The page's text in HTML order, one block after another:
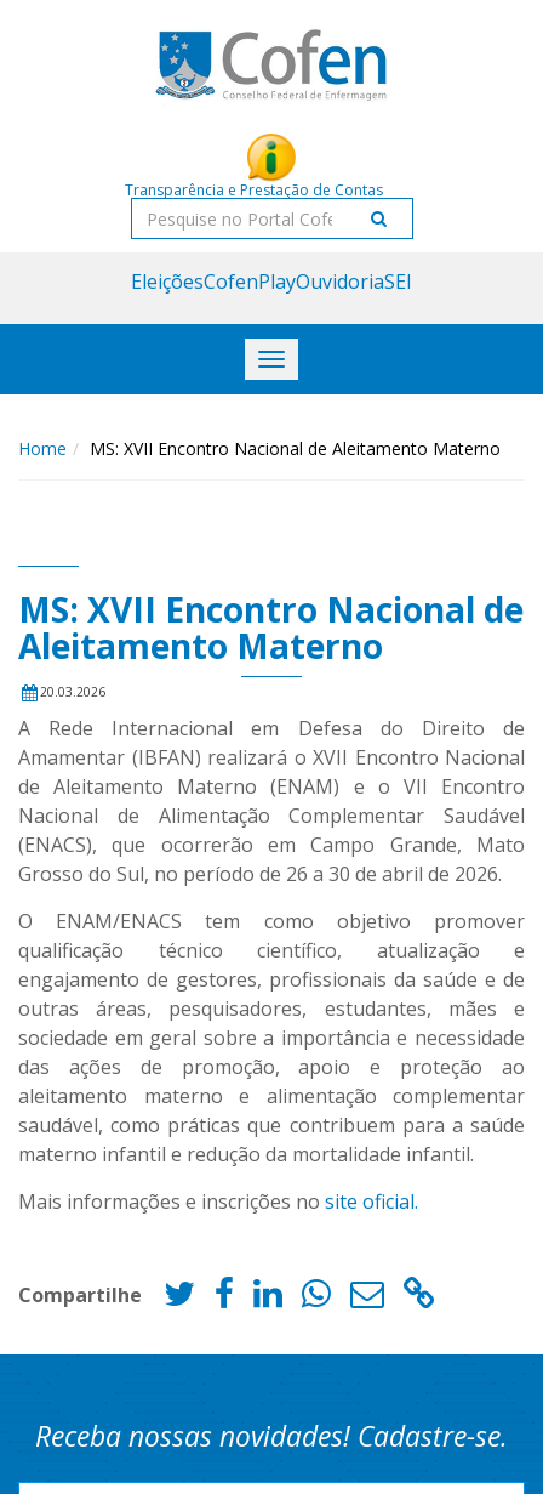
Transparência e Prestação de Contas
Pesquisar
EleiçõesCofenPlayOuvidoriaSEI
Toggle
navigation
Home MS: XVII Encontro Nacional de Aleitamento Materno
MS: XVII Encontro Nacional de
Aleitamento Materno
20.03.2026
A Rede Internacional em Defesa do Direito de
Amamentar (IBFAN) realizará o XVII Encontro Nacional
de Aleitamento Materno (ENAM) e o VII Encontro
Nacional de Alimentação Complementar Saudável
(ENACS), que ocorrerão em Campo Grande, Mato
Grosso do Sul, no período de 26 a 30 de abril de 2026.
O ENAM/ENACS tem como objetivo promover
qualificação técnico científico, atualização e
engajamento de gestores, profissionais da saúde e de
outras áreas, pesquisadores, estudantes, mães e
sociedade em geral sobre a importância e necessidade
das ações de promoção, apoio e proteção ao
aleitamento materno e alimentação complementar
saudável, como práticas que contribuem para a saúde
materno infantil e redução da mortalidade infantil.
Mais informações e inscrições no site oficial.
Compartilhe
Receba nossas novidades! Cadastre-se.